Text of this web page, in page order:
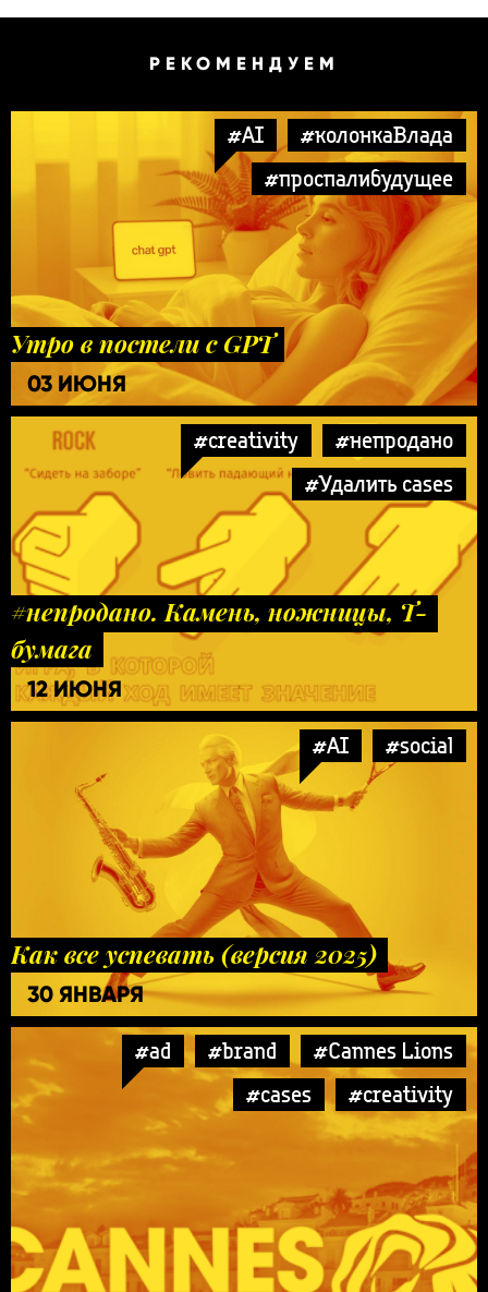
РЕКОМЕНДУЕМ
#AI
#колонкаВлада
#проспалибудущее
Утро в постели с GPT
03 ИЮНЯ
#creativity
#непродано
#Удалить cases
#непродано. Камень, ножницы, Т-
бумага
12 ИЮНЯ
#AI #social
Как все успевать (версия 2025)
30 ЯНВАРЯ
#ad #brand
#Cannes Lions
#cases
#creativity